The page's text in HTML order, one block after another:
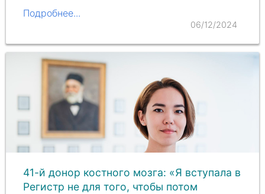
стал
Андрей Яковлев
Подробнее...
06/12/2024
41-й донор костного мозга: «Я вступала в
Регистр не для того, чтобы потом